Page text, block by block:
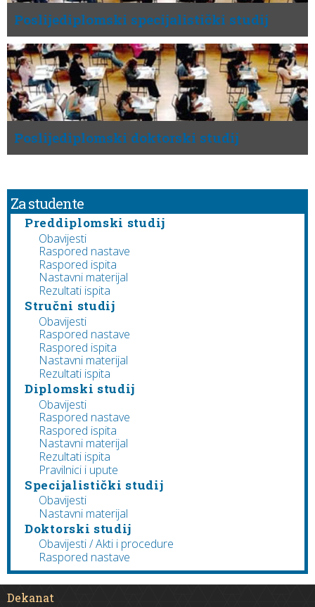
Poslijediplomski specijalistički studij
Poslijediplomski doktorski studij
Za studente
Preddiplomski studij
Obavijesti
Raspored nastave
Raspored ispita
Nastavni materijal
Rezultati ispita
Stručni studij
Obavijesti
Raspored nastave
Raspored ispita
Nastavni materijal
Rezultati ispita
Diplomski studij
Obavijesti
Raspored nastave
Raspored ispita
Nastavni materijal
Rezultati ispita
Pravilnici i upute
Specijalistički studij
Obavijesti
Nastavni materijal
Doktorski studij
Obavijesti / Akti i procedure
Raspored nastave
Dekanat